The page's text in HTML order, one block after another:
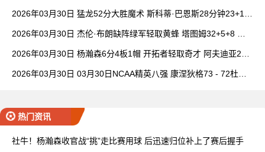
2026年03月30日 猛龙52分大胜魔术 斯科蒂·巴恩斯28分钟23+15
2026年03月30日 杰伦·布朗缺阵绿军轻取黄蜂 塔图姆32+5+8 普
2026年03月30日 杨瀚森6分4板1帽 开拓者轻取奇才 阿夫迪亚20+
2026年03月30日 03月30日NCAA精英八强 康涅狄格73 - 72杜克
热门资讯
社牛！杨瀚森收官战“挑”走比赛用球 后迅速归位补上了赛后握手